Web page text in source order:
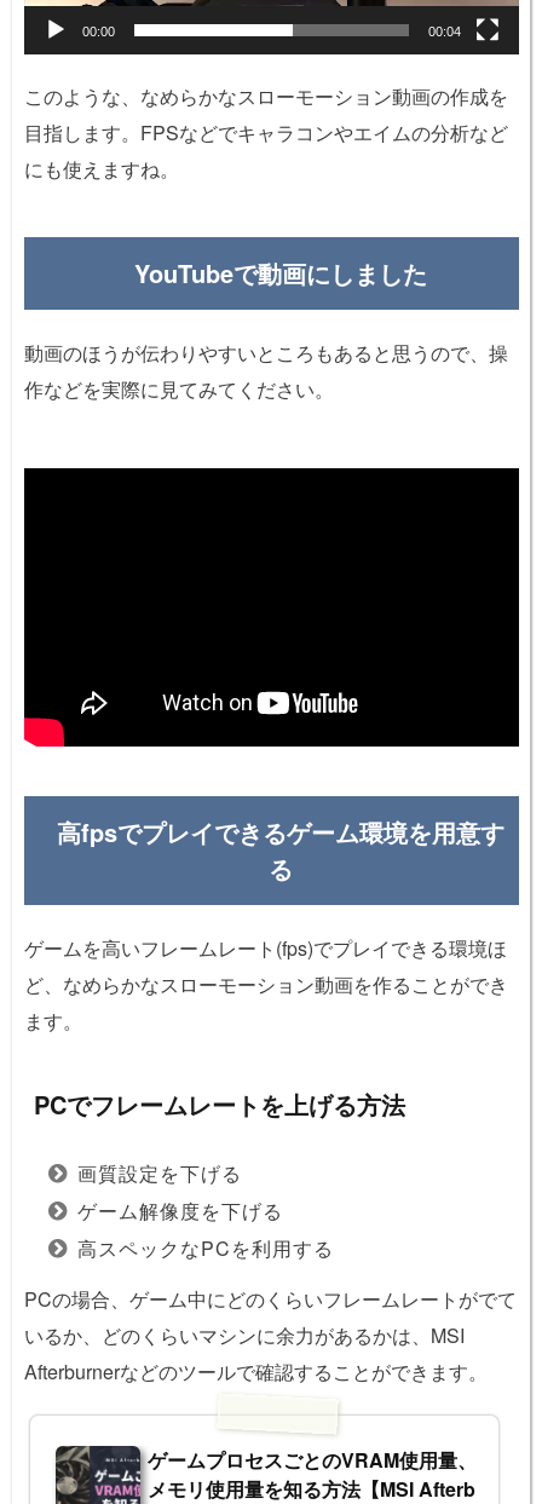
00:00 00:04
このような、なめらかなスローモーション動画の作成を
目指します。FPSなどでキャラコンやエイムの分析など
にも使えますね。
YouTubeで動画にしました
動画のほうが伝わりやすいところもあると思うので、操
作などを実際に見てみてください。
高fpsでプレイできるゲーム環境を用意す
る
ゲームを高いフレームレート(fps)でプレイできる環境ほ
ど、なめらかなスローモーション動画を作ることができ
ます。
PCでフレームレートを上げる方法
画質設定を下げる
ゲーム解像度を下げる
高スペックなPCを利用する
PCの場合、ゲーム中にどのくらいフレームレートがでて
いるか、どのくらいマシンに余力があるかは、MSI
Afterburnerなどのツールで確認することができます。
ゲームプロセスごとのVRAM使用量、
メモリ使用量を知る方法【MSI Afterb